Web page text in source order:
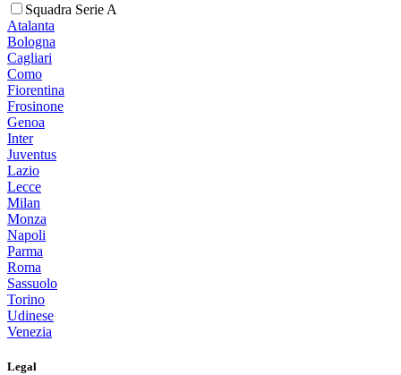
Squadra Serie A
Atalanta
Bologna
Cagliari
Como
Fiorentina
Frosinone
Genoa
Inter
Juventus
Lazio
Lecce
Milan
Monza
Napoli
Parma
Roma
Sassuolo
Torino
Udinese
Venezia
Legal